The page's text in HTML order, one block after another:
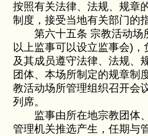
按照有关法律、法规、规章
制度，接受当地有关部门的
第六十五条 宗教活动场
以上监事可以设立监事会)
及其成员遵守法律、法规、
团体、本场所制定的规章制
教活动场所管理组织召开会
列席。
监事由所在地宗教团体
管理机关推选产生，任期与